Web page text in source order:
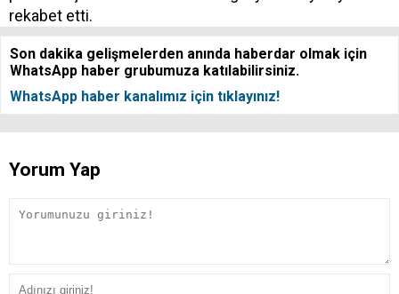
rekabet etti.
Son dakika gelişmelerden anında haberdar olmak için
WhatsApp haber grubumuza katılabilirsiniz.
WhatsApp haber kanalımız için tıklayınız!
Yorum Yap